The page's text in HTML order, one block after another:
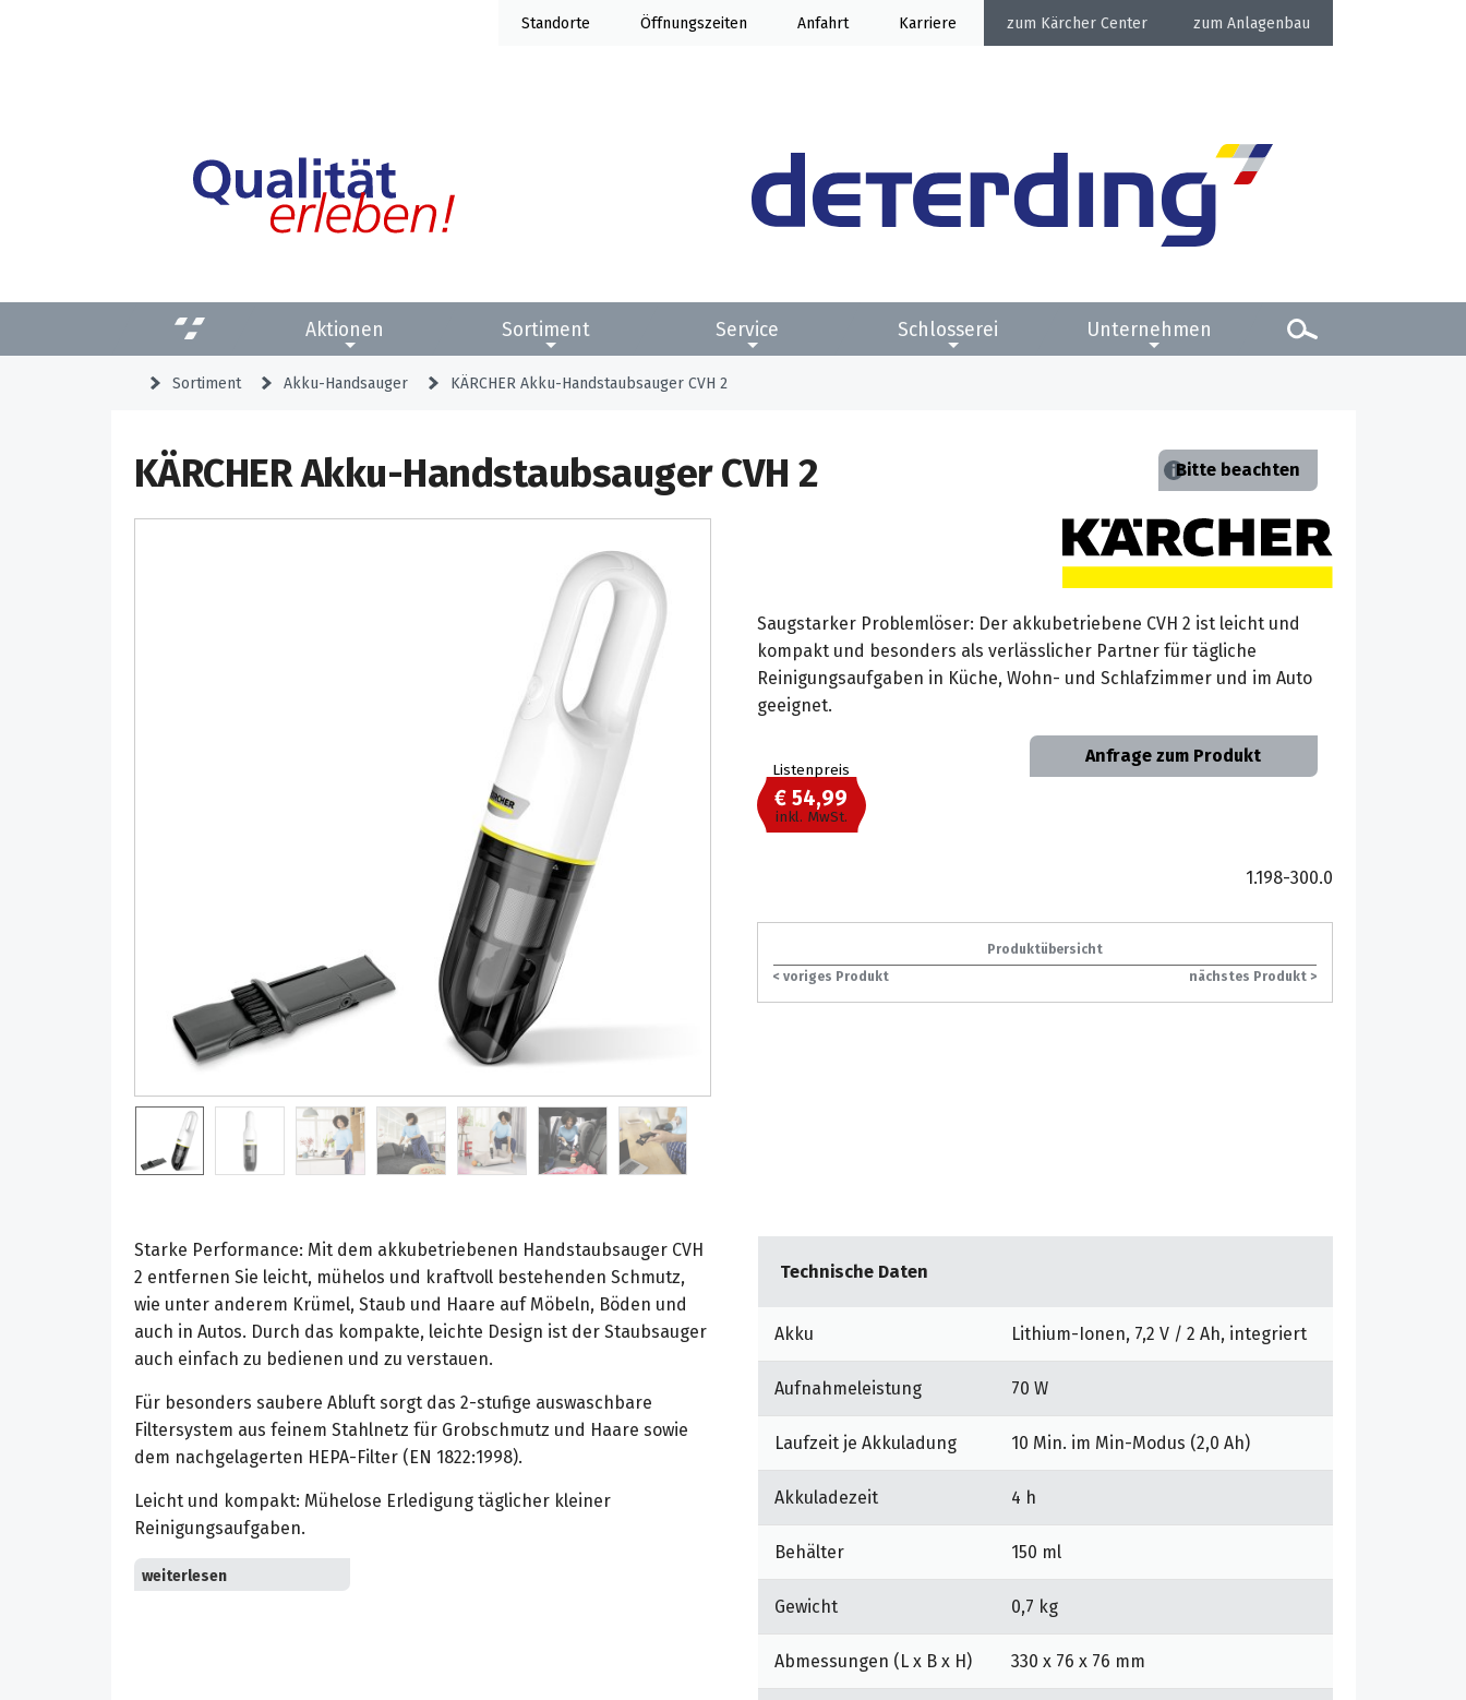
Standorte Öffnung Anfahrt Karriere Kärcher Center Anlagenbau
Aktionen Sortiment Service Schlosserei Unternehmen
Sortiment Akku-Handsauger KÄRCHER Akku-Handstaubsauger CVH 2
Bitte beachten
KÄRCHER Akku-Handstaubsauger CVH 2
Saugstarker Problemlöser: Der akkubetriebene CVH 2 ist leicht und
kompakt und besonders als verlässlicher Partner für tägliche
Reinigungsaufgaben in Küche, Wohn- und Schlafzimmer und im Auto
geeignet.
Listenpreis
€ 54,99
inkl. MwSt.
Anfrage zum Produkt
1.198-300.0
Produktübersicht
< voriges Produkt
nächstes Produkt >
Starke Performance: Mit dem akkubetriebenen Handstaubsauger CVH
2 entfernen Sie leicht, mühelos und kraftvoll bestehenden Schmutz,
wie unter anderem Krümel, Staub und Haare auf Möbeln, Böden und
auch in Autos. Durch das kompakte, leichte Design ist der Staubsauger
auch einfach zu bedienen und zu verstauen.
Für besonders saubere Abluft sorgt das 2-stufige auswaschbare
Filtersystem aus feinem Stahlnetz für Grobschmutz und Haare sowie
dem nachgelagerten HEPA-Filter (EN 1822:1998).
Leicht und kompakt: Mühelose Erledigung täglicher kleiner
Reinigungsaufgaben.
Sofort einsatzbereit: Jederzeit und überall anwendbar dank des
kompakten Designs und einfacher Zubehörverwendung.
Technische Daten
Akku Lithium-Ionen, 7,2 V / 2 Ah, integriert
Aufnahmeleistung 70 W
Laufzeit je Akkuladung 10 Min. im Min-Modus (2,0 Ah)
Akkuladezeit 4 h
Behälter 150 ml
Gewicht 0,7 kg
Abmessungen (L x B x H) 330 x 76 x 76 mm